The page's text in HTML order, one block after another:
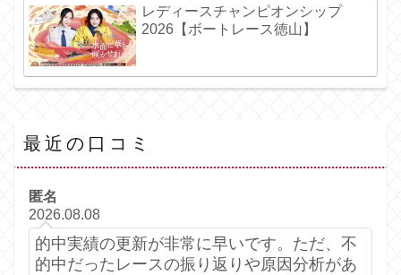
レディースチャンピオンシップ
2026【ボートレース徳山】
最近の口コミ
匿名
2026.08.08
的中実績の更新が非常に早いです。ただ、不
的中だったレースの振り返りや原因分析があ